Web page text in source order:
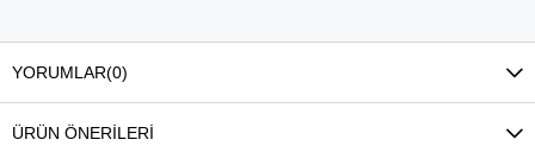
YORUMLAR(0)
ÜRÜN ÖNERILERI